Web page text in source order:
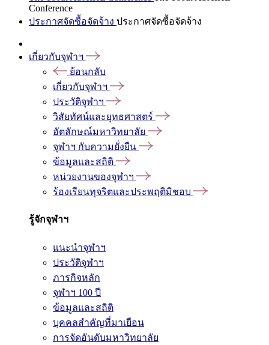
Conference
ประกาศจัดซื้อจัดจ้าง ประกาศจัดซื้อจัดจ้าง
เกี่ยวกับจุฬาฯ
ย้อนกลับ
เกี่ยวกับจุฬาฯ
ประวัติจุฬาฯ
วิสัยทัศน์และยุทธศาสตร์
อัตลักษณ์มหาวิทยาลัย
จุฬาฯ กับความยั่งยืน
ข้อมูลและสถิติ
หน่วยงานของจุฬาฯ
ร้องเรียนทุจริตและประพฤติมิชอบ
รู้จักจุฬาฯ
แนะนำจุฬาฯ
ประวัติจุฬาฯ
ภารกิจหลัก
จุฬาฯ 100 ปี
ข้อมูลและสถิติ
บุคคลสำคัญที่มาเยือน
การจัดอันดับมหาวิทยาลัย